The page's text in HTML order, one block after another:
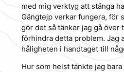
med mig verktyg att stänga
Gängtejp verkar fungera, för
gör det så tänker jag gå över
förhindra detta problem. Jag
håligheten i handtaget till
Hur som helst tänkte jag